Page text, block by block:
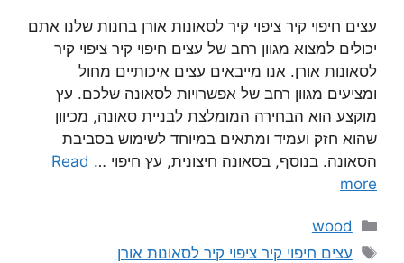
עצים חיפוי קיר ציפוי קיר לסאונות אורן בחנות שלנו אתם
יכולים למצוא מגוון רחב של עצים חיפוי קיר ציפוי קיר
לסאונות אורן. אנו מייבאים עצים איכותיים מחול
ומציעים מגוון רחב של אפשרויות לסאונה שלכם. עץ
מוקצע הוא הבחירה המומלצת לבניית סאונה, מכיוון
שהוא חזק ועמיד ומתאים במיוחד לשימוש בסביבת
הסאונה. בנוסף, בסאונה חיצונית, עץ חיפוי … Read
more
קטגוריות
wood
תגיות
עצים חיפוי קיר ציפוי קיר לסאונות אורן